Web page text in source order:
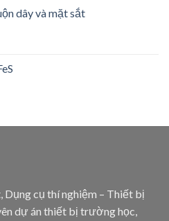
dây và mặt sắt
Dụng cụ thí nghiệm – Thiết bị
dự án thiết bị trường học,